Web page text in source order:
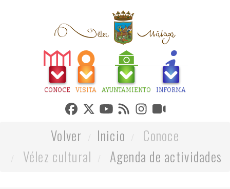
CONOCE VISITA AYUNTAMIENTO INFORMA
Volver Inicio
Conoce
Vélez cultural
Agenda de actividades